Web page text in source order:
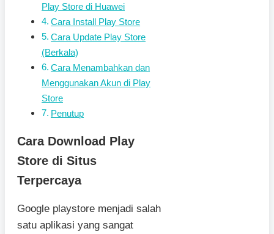
Play Store di Huawei
Cara Install Play Store
Cara Update Play Store
(Berkala)
Cara Menambahkan dan
Menggunakan Akun di Play
Store
Penutup
Cara Download Play
Store di Situs
Terpercaya
Google playstore menjadi salah
satu aplikasi yang sangat